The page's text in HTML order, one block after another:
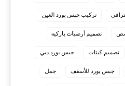
تركيب جبس بورد العين
تصميم أرضيات باركيه
تصميم كبتات جبس بورد دبي
جبس بورد للأسقف جمل